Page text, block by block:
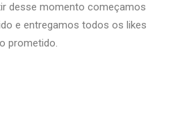
desse momento começamos
e entregamos todos os likes
prometido.